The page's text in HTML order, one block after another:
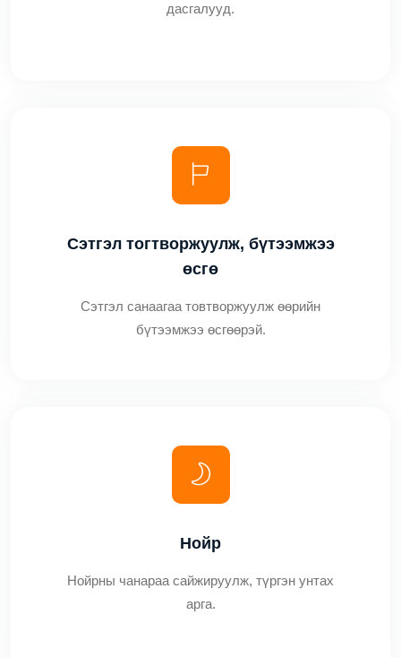
дасгалууд.
Сэтгэл тогтворжуулж, бүтээмжээ
өсгө
Сэтгэл санаагаа товтворжуулж өөрийн
бүтээмжээ өсгөөрэй.
Нойр
Нойрны чанараа сайжируулж, түргэн унтах
арга.